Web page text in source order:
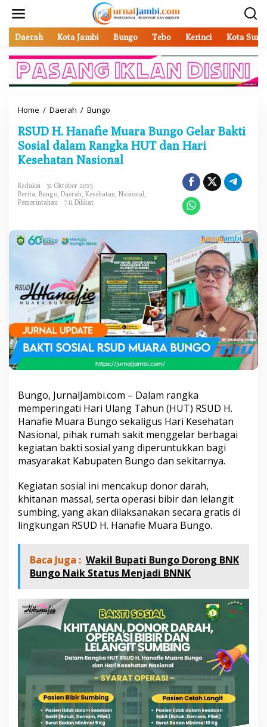
Daerah Kota Jambi Bungo Tebo Kerinci Kota
Home / Daerah / Bungo
U
D
H
.
n
i
M
u
a
r
a
B
u
n
g
o
G
e
r
B
a
k
S
s
i
a
l
d
a
m
g
k
a
H
U
T
d
n
H
RSUD H. Hanafie Muara Bungo Gelar Bakti
Sosial dalam Rangka HUT dan Hari
Kesehatan Nasional
Redaksi
31 Oktober 2025
Berita Bungo Daerah Kesehatan Nasional
Pemerintahan
711 Dilihat
Bungo, JurnalJambi.com – Dalam rangka
memperingati Hari Ulang Tahun (HUT) RSUD H.
Hanafie Muara Bungo sekaligus Hari Kesehatan
Nasional, pihak rumah sakit menggelar berbagai
kegiatan bakti sosial yang diperuntukkan bagi
masyarakat Kabupaten Bungo dan sekitarnya.
Kegiatan sosial ini mencakup donor darah,
khitanan massal, serta operasi bibir dan lelangit
sumbing, yang akan dilaksanakan secara gratis di
lingkungan RSUD H. Hanafie Muara Bungo.
Baca Juga : Wakil Bupati Bungo Dorong BNK
Bungo Naik Status Menjadi BNNK